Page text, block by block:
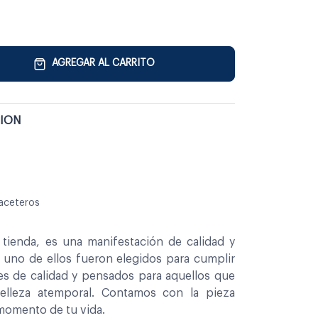
AGREGAR AL CARRITO
es una manifestación de calidad y
uno de ellos fueron elegidos para cumplir
de calidad y pensados para aquellos que
atemporal. Contamos con la pieza
de tu vida.